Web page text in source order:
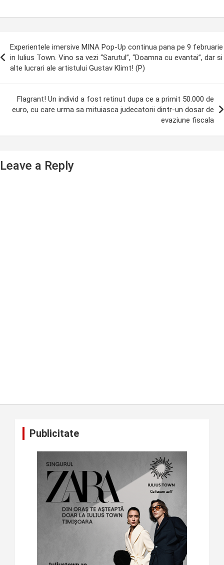
Experientele imersive MINA Pop-Up continua pana pe 9 februarie
in Iulius Town. Vino sa vezi “Sarutul”, “Doamna cu evantai”, dar si
alte lucrari ale artistului Gustav Klimt! (P)
Flagrant! Un individ a fost retinut dupa ce a primit 50.000 de
euro, cu care urma sa mituiasca judecatorii dintr-un dosar de
evaziune fiscala
Leave a Reply
Publicitate